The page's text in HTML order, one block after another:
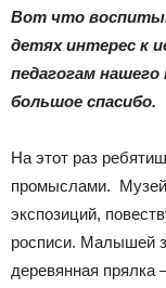
Вот что
детях интерес к
педагогам
большое спасибо.
На этот раз
промыслами. Музей
экспозиций,
росписи. Малышей
деревянная прялка